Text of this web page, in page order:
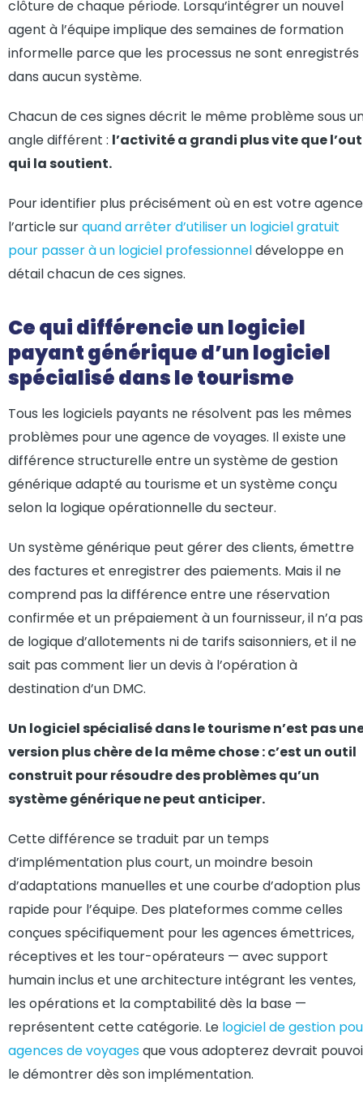
clôture de chaque période. Lorsqu’intégrer un nouvel
agent à l’équipe implique des semaines de formation
informelle parce que les processus ne sont enregistrés
dans aucun système.
Chacun de ces signes décrit le même problème sous
angle différent : l’activité a grandi plus vite que
qui la soutient.
Pour identifier plus précisément où en est votre
l’article surquand arrêter d’utiliser un logiciel gratuit
pour passer à un logiciel professionneldéveloppe en
détail chacun de ces signes.
Ce qui différencie un logiciel
payant générique d’un logiciel
spécialisé dans le tourisme
Tous les logiciels payants ne résolvent pas les mêmes
problèmes pour une agence de voyages. Il existe une
différence structurelle entre un système de gestion
générique adapté au tourisme et un système conçu
selon la logique opérationnelle du secteur.
Un système générique peut gérer des clients, émettre
des factures et enregistrer des paiements. Mais il ne
comprend pas la différence entre une réservation
confirmée et un prépaiement à un fournisseur, il n’a pas
de logique d’allotements ni de tarifs saisonniers, et il ne
sait pas comment lier un devis à l’opération à
destination d’un DMC.
Un logiciel spécialisé dans le tourisme n’est pas
version plus chère de la même chose : c’est un outil
construit pour résoudre des problèmes qu’un
système générique ne peut anticiper.
Cette différence se traduit par un temps
d’implémentation plus court, un moindre besoin
d’adaptations manuelles et une courbe d’adoption plus
rapide pour l’équipe. Des plateformes comme celles
conçues spécifiquement pour les agences émettrices,
réceptives et les tour-opérateurs — avec support
humain inclus et une architecture intégrant les ventes,
les opérations et la comptabilité dès la base —
représentent cette catégorie. Le logiciel de gestion
agences de voyagesque vous adopterez devrait
le démontrer dès son implémentation.